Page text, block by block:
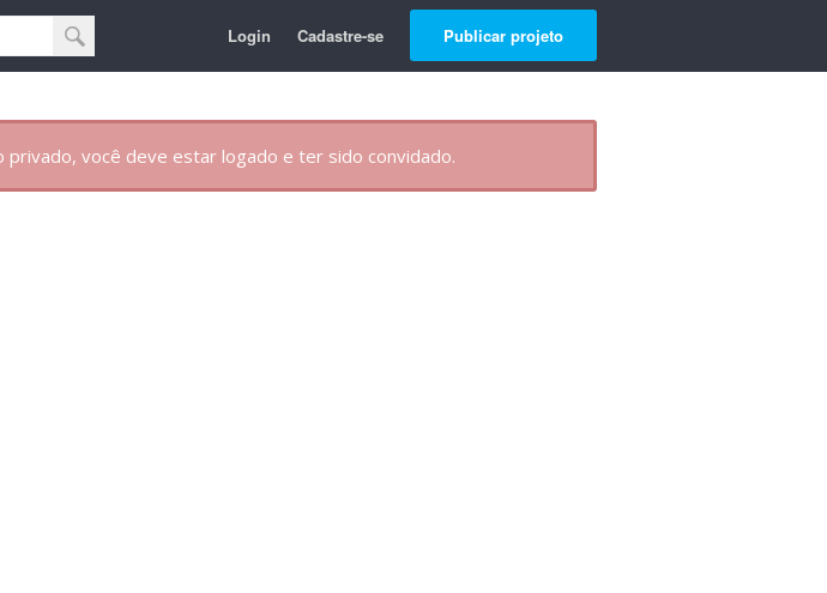
Login Cadastre-se Publicar projeto
você deve estar logado e ter sido convidado.